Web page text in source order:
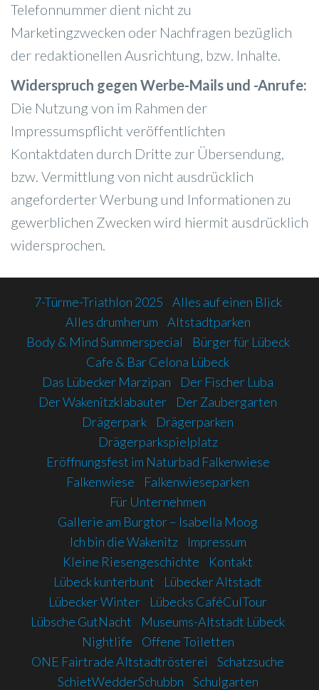
Telefonnummer dient nicht zu
Marketingzwecken oder Nachfragen bezüglich
der redaktionellen Ausrichtung, bzw. Inhalte.
Widerspruch gegen Werbe-Mails und -Anrufe:
Die Nutzung von im Rahmen der
Impressumspflicht veröffentlichten
Kontaktdaten durch Dritte zur Übersendung,
bzw. Vermittlung von nicht ausdrücklich
angeforderter Werbung und Informationen zu
gewerblichen Zwecken wird hiermit ausdrücklich
widersprochen.
7-Türme-Triathlon 2025
Alles auf einen Blick
Alles drumherum
Altstadtparken
Body & Mind Summerspecial
Bürger für Lübeck
Cafe & Bar Celona Lübeck
Das Lübecker Marzipan
Der Fischer Luba
Der Wakenitzklabauter
Der Zaubergarten
Drägerpark
Drägerparken
Drägerparkspielplatz
Eröffnungsfest im Naturbad Falkenwiese
Falkenwiese
Falkenwieseparken
Für Unternehmen
Gallerie am Burgtor – Isabella Moog
Ich bin die Wakenitz
Impressum
Kleine Riesengeschichte
Kontakt
Lübeck kunterbunt
Lübecker Altstadt
Lübecker Winter
Lübecks CaféCulTour
Lübsche GutNacht
Museums-Altstadt Lübeck
Nightlife
Offene Toiletten
ONE Fairtrade Altstadtrösterei
Schatzsuche
SchietWedderSchubbn
Schulgarten